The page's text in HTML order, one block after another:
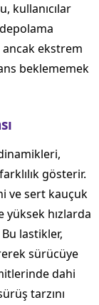
kullanıcılar
ancak ekstrem
beklememek
gösterir.
ve sert kauçuk
yüksek hızlarda
lastikler,
sürücüye
dahi
tarzını